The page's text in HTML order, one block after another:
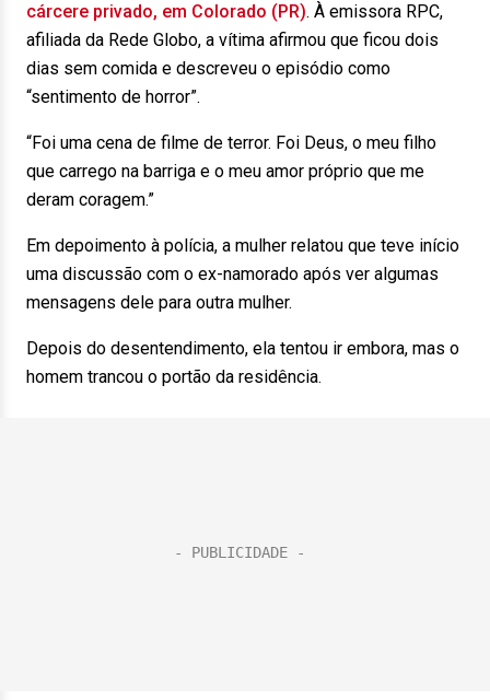
cárcere privado, em Colorado (PR). À emissora RPC,
afiliada da Rede Globo, a vítima afirmou que ficou dois
dias sem comida e descreveu o episódio como
“sentimento de horror”.
“Foi uma cena de filme de terror. Foi Deus, o meu filho
que carrego na barriga e o meu amor próprio que me
deram coragem.”
Em depoimento à polícia, a mulher relatou que teve início
uma discussão com o ex-namorado após ver algumas
mensagens dele para outra mulher.
Depois do desentendimento, ela tentou ir embora, mas o
homem trancou o portão da residência.